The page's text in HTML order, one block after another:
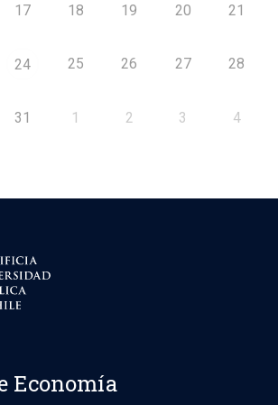
17 18 19 20 21
24 25 26 27 28
31 1 2 3 4
Economía